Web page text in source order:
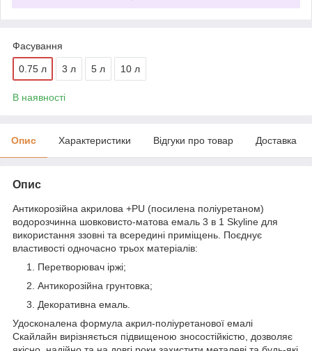
Фасування
0.75 л 3 л 5 л 10 л
В наявності
Опис Характеристики Відгуки про товар Доставка
Опис
Антикорозійна акрилова +PU (посилена поліуретаном)
водорозчинна шовковисто-матова емаль 3 в 1 Skyline для
використання ззовні та всередині приміщень. Поєднує
властивості одночасно трьох матеріалів:
Перетворювач іржі;
Антикорозійна грунтовка;
Декоративна емаль.
Удосконалена формула акрил-поліуретанової емалі
Скайлайн вирізняється підвищеною зносостійкістю, дозволяє